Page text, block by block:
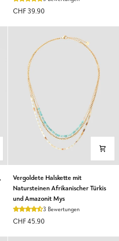
mit
Mondsichel
CHF 39.90
Vergoldete
Halskette
Natursteinen
Türkis
und
Vergoldete Halskette mit
Natursteinen Afrikanischer Türkis
und Amazonit Mys
3 Bewertungen
CHF 45.90